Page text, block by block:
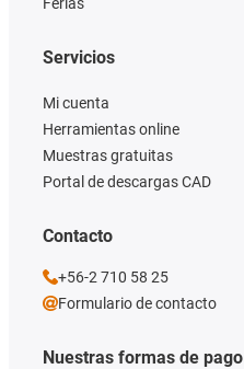
Nuestras formas de pago
Servicios
Mi cuenta
Herramientas online
Muestras gratuitas
Portal de descargas CAD
Contacto
+56-2 710 58 25
Formulario de contacto